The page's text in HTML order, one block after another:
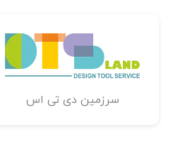
سرزمین دی تی اس